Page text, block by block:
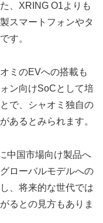
、XRING O1よりも
スマートフォンやタ
す。
ミのEVへの搭載も
ン向けSoCとして培
で、シャオミ独自の
あるとみられます。
中国市場向け製品へ
ローバルモデルへの
、将来的な世代では
るとの見方もありま